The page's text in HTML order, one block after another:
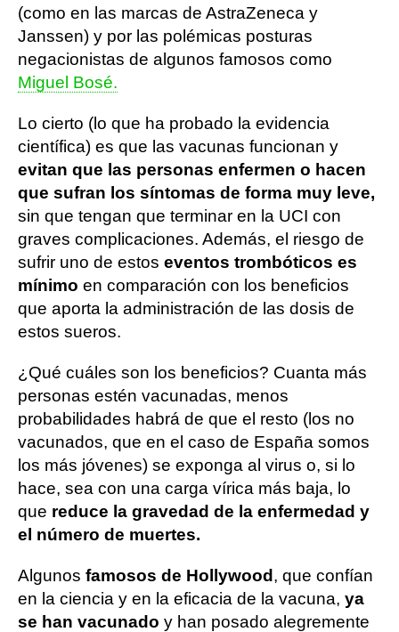
(como en las marcas de AstraZeneca y
Janssen) y por las polémicas posturas
negacionistas de algunos famosos como
Miguel Bosé.
Lo cierto (lo que ha probado la evidencia
científica) es que las vacunas funcionan y
evitan que las personas enfermen o hacen
que sufran los síntomas de forma muy leve,
sin que tengan que terminar en la UCI con
graves complicaciones. Además, el riesgo de
sufrir uno de estos eventos trombóticos es
mínimo en comparación con los beneficios
que aporta la administración de las dosis de
estos sueros.
¿Qué cuáles son los beneficios? Cuanta más
personas estén vacunadas, menos
probabilidades habrá de que el resto (los no
vacunados, que en el caso de España somos
los más jóvenes) se exponga al virus o, si lo
hace, sea con una carga vírica más baja, lo
que reduce la gravedad de la enfermedad y
el número de muertes.
Algunos famosos de Hollywood , que confían
en la ciencia y en la eficacia de la vacuna, ya
se han vacunado y han posado alegremente